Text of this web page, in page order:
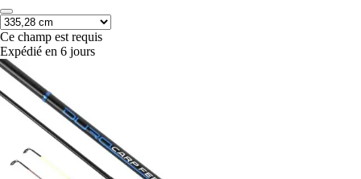
Ce champ est requis
Expédié en 6 jours